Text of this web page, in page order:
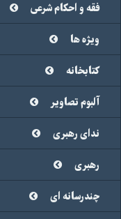
فقه و احکام شرعی
ویژه ها
کتابخانه
آلبوم تصاویر
ندای رهبری
رهبری
چندرسانه ای